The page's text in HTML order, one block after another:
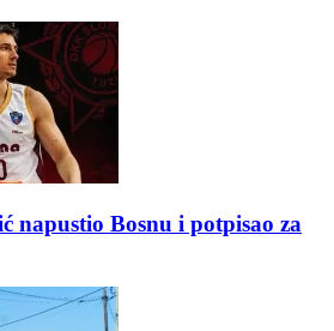
napustio Bosnu i potpisao za